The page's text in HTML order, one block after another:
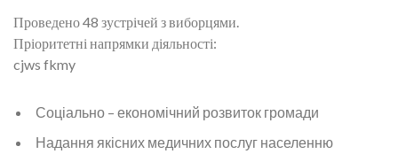
Проведено 48 зустрічей з виборцями.
Пріоритетні напрямки діяльності:
cjws fkmy
Соціально – економічний розвиток громади
Надання якісних медичних послуг населенню